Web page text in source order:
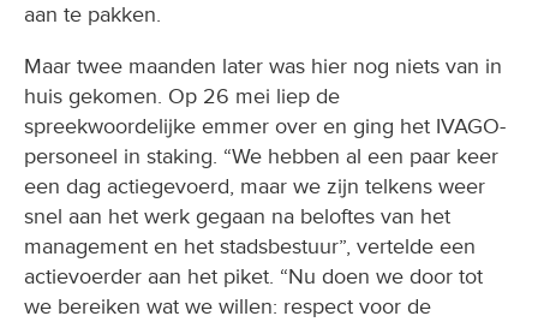
aan te pakken.
Maar twee maanden later was hier nog niets van in
huis gekomen. Op 26 mei liep de
spreekwoordelijke emmer over en ging het IVAGO-
personeel in staking. “We hebben al een paar keer
een dag actiegevoerd, maar we zijn telkens weer
snel aan het werk gegaan na beloftes van het
management en het stadsbestuur”, vertelde een
actievoerder aan het piket. “Nu doen we door tot
we bereiken wat we willen: respect voor de